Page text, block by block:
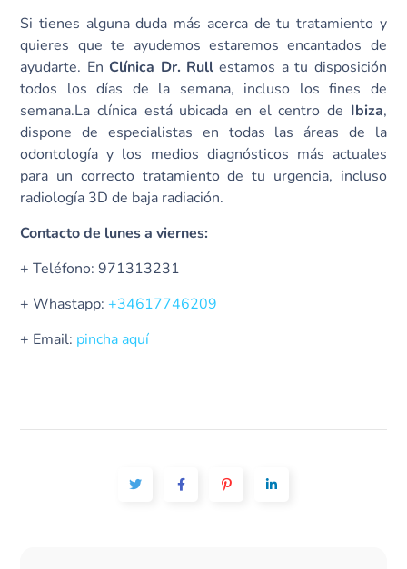
Si tienes alguna duda más acerca de tu tratamiento y
quieres que te ayudemos estaremos encantados de
ayudarte. En Clínica Dr. Rull estamos a tu disposición
todos los días de la semana, incluso los fines de
semana.La clínica está ubicada en el centro de Ibiza,
dispone de especialistas en todas las áreas de la
odontología y los medios diagnósticos más actuales
para un correcto tratamiento de tu urgencia, incluso
radiología 3D de baja radiación.
Contacto de lunes a viernes:
+ Teléfono: 971313231
+ Whastapp:+34617746209
+ Email: pincha aquí